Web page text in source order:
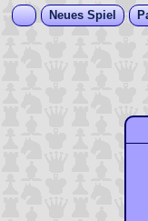
Neues Spiel